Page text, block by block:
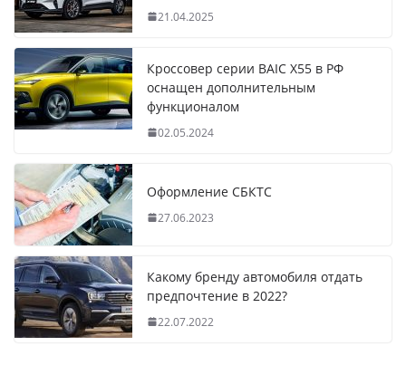
21.04.2025
Кроссовер серии BAIC X55 в РФ
оснащен дополнительным
функционалом
02.05.2024
Оформление СБКТС
27.06.2023
Какому бренду автомобиля отдать
предпочтение в 2022?
22.07.2022